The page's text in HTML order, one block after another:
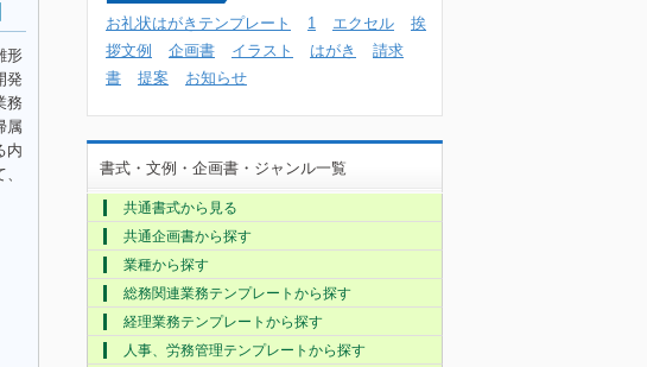
形
発
務
属
内
お礼状はがきテンプレート 1 エクセル
挨
拶文例
企画書 イラスト はがき
請求
書
提案 お知らせ
書式・文例・企画書・ジャンル一覧
共通書式から見る
共通企画書から探す
業種から探す
総務関連業務テンプレートから探す
経理業務テンプレートから探す
人事、労務管理テンプレートから探す